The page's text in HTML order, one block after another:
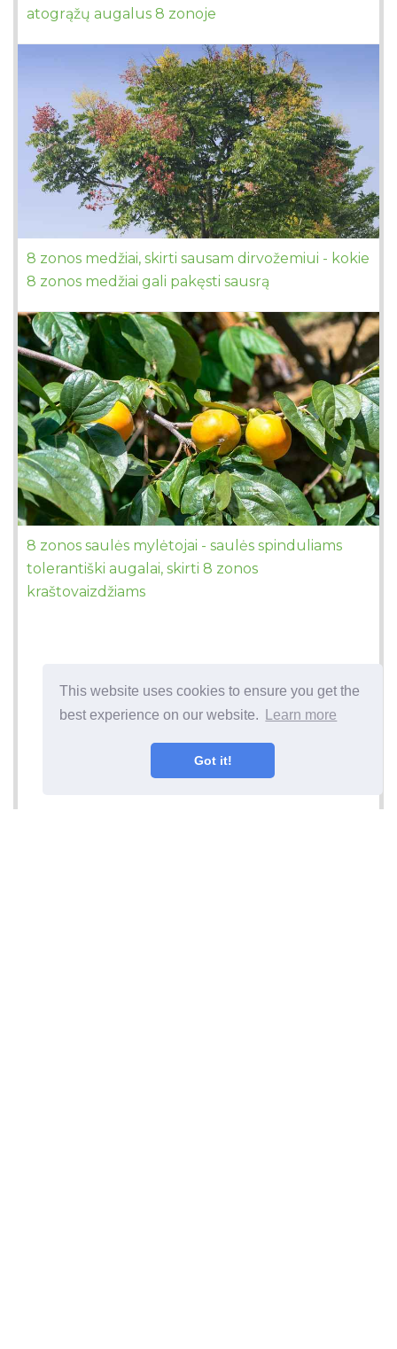
This website uses cookies to ensure you get the
best experience on our website.
Learn more
Got it!
atogrąžų augalus 8 zonoje
8 zonos medžiai, skirti sausam dirvožemiui - kokie
8 zonos medžiai gali pakęsti sausrą
8 zonos saulės mylėtojai - saulės spinduliams
tolerantiški augalai, skirti 8 zonos
kraštovaizdžiams